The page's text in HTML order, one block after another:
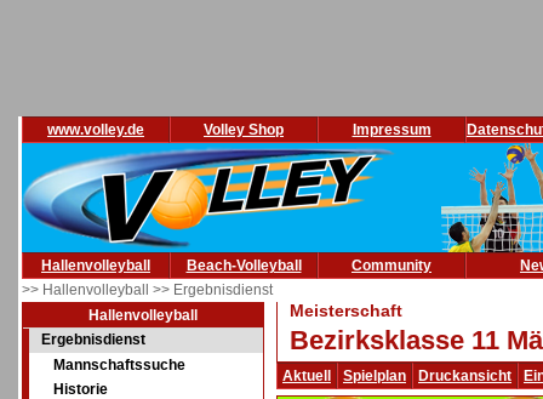
www.volley.de Volley Shop Impressum
Hallenvolleyball Beach-Volleyball Community
>> Hallenvolleyball >> Ergebnisdienst
Hallenvolleyball
Ergebnisdienst
Mannschaftssuche
Historie
Meisterschaft
Bezirksklasse 11
Aktuell Spielplan Druckansicht